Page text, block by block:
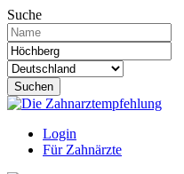
Suche
Suchen
Login
Für Zahnärzte